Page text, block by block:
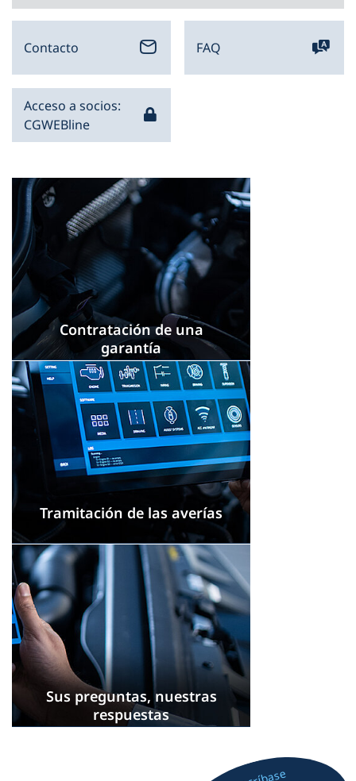
Contacto FAQ
Acceso a socios:
CGWEBline
Contratación de una
garantía
Tramitación de las averías
Sus preguntas, nuestras
respuestas